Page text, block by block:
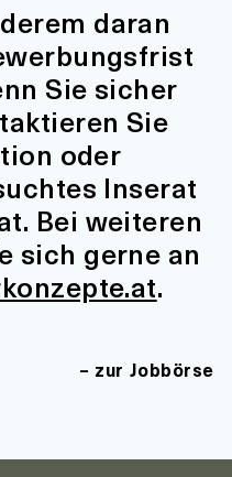
daran
Sie sicher
Sie
oder
Inserat
Bei weiteren
sich gerne an
.
zur Jobbörse